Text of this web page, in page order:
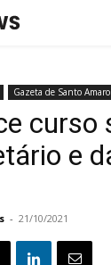
Gazeta de Santo Amaro
curso
e
- 21/10/2021